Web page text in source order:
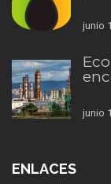
junio
junio
ENLACES